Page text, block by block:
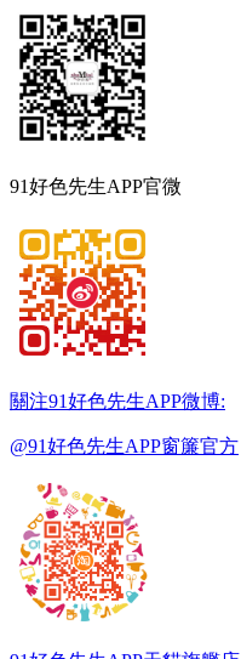
91好色先生APP官微
關注91好色先生APP微博:
@91好色先生APP窗簾官方